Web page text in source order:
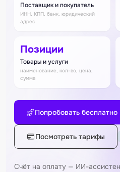
Поставщик и покупатель
ИНН, КПП, банк, юридический
адрес
Позиции
Товары и услуги
наименование, кол-во, цена,
сумма
Попробовать бесплатно
Посмотреть тарифы
Счёт на оплату — ИИ-